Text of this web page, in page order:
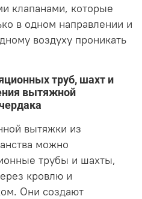
клапанами, которые
в одном направлении и
воздуху проникать
труб, шахт и
вытяжной
вытяжки из
можно
трубы и шахты,
кровлю и
Они создают